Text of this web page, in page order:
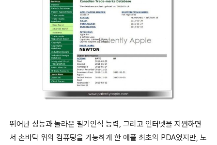
뛰어난 성능과 놀라운 필기인식 능력, 그리고 인터넷을 지원하면
서 손바닥 위의 컴퓨팅을 가능하게 한 애플 최초의 PDA였지만, 노